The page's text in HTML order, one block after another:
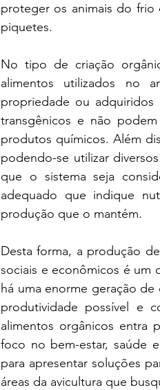
proteger os animais do frio
piquetes.
No tipo de criação
alimentos utilizados no
propriedade ou
transgênicos e não
produtos químicos. Além
podendo-se utilizar
que o sistema seja
adequado que indique
produção que o mantém.
Desta forma, a produção
sociais e econômicos é um
há uma enorme geração
produtividade possível e
alimentos orgânicos entra
foco no bem-estar, saúde
para apresentar soluções
áreas da avicultura que